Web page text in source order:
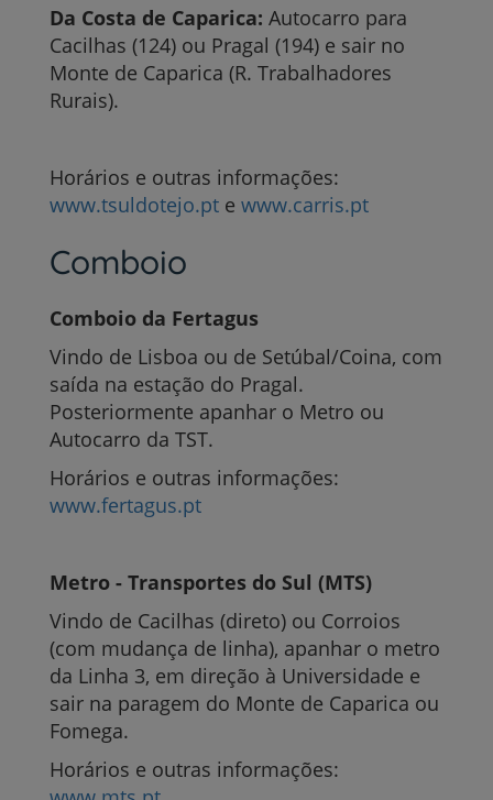
Da Costa de Caparica: Autocarro para
Cacilhas (124) ou Pragal (194) e sair no
Monte de Caparica (R. Trabalhadores
Rurais).
Horários e outras informações:
www.tsuldotejo.pt e www.carris.pt
Comboio
Comboio da Fertagus
Vindo de Lisboa ou de Setúbal/Coina, com
saída na estação do Pragal.
Posteriormente apanhar o Metro ou
Autocarro da TST.
Horários e outras informações:
www.fertagus.pt
Metro - Transportes do Sul (MTS)
Vindo de Cacilhas (direto) ou Corroios
(com mudança de linha), apanhar o metro
da Linha 3, em direção à Universidade e
sair na paragem do Monte de Caparica ou
Fomega.
Horários e outras informações: